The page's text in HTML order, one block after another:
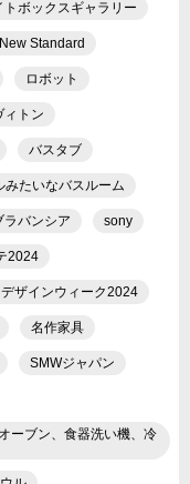
トボックスギャラリー
Standard
ロボット
ィトン
バスタブ
みたいなバスルーム
ラバンシア sony
2024
デザインウィーク2024
名作家具
SMWジャパン
ーブン、食器洗い機、冷